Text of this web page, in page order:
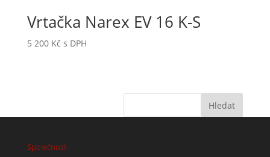
Vrtačka Narex EV 16 K-S
5 200 Kč s DPH
Společnost